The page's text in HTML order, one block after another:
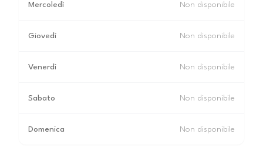
Mercoledì Non disponibile
Giovedì Non disponibile
Venerdì Non disponibile
Sabato Non disponibile
Domenica Non disponibile